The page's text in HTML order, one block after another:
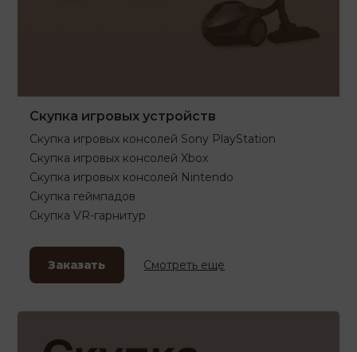
Скупка игровых устройств
Скупка игровых консолей Sony PlayStation
Скупка игровых консолей Xbox
Скупка игровых консолей Nintendo
Скупка геймпадов
Скупка VR-гарнитур
Заказать Смотреть еще